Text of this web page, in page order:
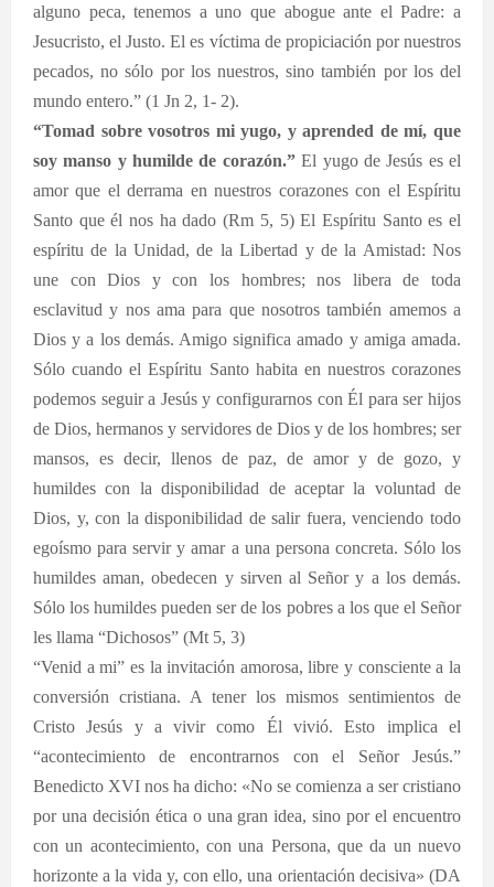
alguno peca, tenemos a uno que abogue ante el Padre: a
Jesucristo, el Justo. El es víctima de propiciación por nuestros
pecados, no sólo por los nuestros, sino también por los del
mundo entero.” (1 Jn 2, 1- 2).
“Tomad sobre vosotros mi yugo, y aprended de mí, que
soy manso y humilde de corazón.”El yugo de Jesús es el
amor que el derrama en nuestros corazones con el Espíritu
Santo que él nos ha dado (Rm 5, 5) El Espíritu Santo es el
espíritu de la Unidad, de la Libertad y de la Amistad: Nos
une con Dios y con los hombres; nos libera de toda
esclavitud y nos ama para que nosotros también amemos a
Dios y a los demás. Amigo significa amado y amiga amada.
Sólo cuando el Espíritu Santo habita en nuestros corazones
podemos seguir a Jesús y configurarnos con Él para ser hijos
de Dios, hermanos y servidores de Dios y de los hombres; ser
mansos, es decir, llenos de paz, de amor y de gozo, y
humildes con la disponibilidad de aceptar la voluntad de
Dios, y, con la disponibilidad de salir fuera, venciendo todo
egoísmo para servir y amar a una persona concreta. Sólo los
humildes aman, obedecen y sirven al Señor y a los demás.
Sólo los humildes pueden ser de los pobres a los que el Señor
les llama “Dichosos” (Mt 5, 3)
“Venid a mi” es la invitación amorosa, libre y consciente a la
conversión cristiana. A tener los mismos sentimientos de
Cristo Jesús y a vivir como Él vivió. Esto implica el
“acontecimiento de encontrarnos con el Señor Jesús.”
Benedicto XVI nos ha dicho: «No se comienza a ser cristiano
por una decisión ética o una gran idea, sino por el encuentro
con un acontecimiento, con una Persona, que da un nuevo
horizonte a la vida y, con ello, una orientación decisiva» (DA